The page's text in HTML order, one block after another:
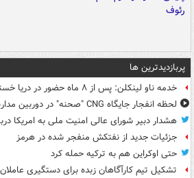
پربازدیدترین ها
خدمه ناو لینکلن: پس از ۸ ماه حضور در دریا خسته و درمانده‌ شدیم
لحظه انفجار جایگاه CNG "صحنه" در دوربین مداربسته
هشدار دبیر شورای عالی امنیت ملی به امریکا
جزئیات جدید از نفتکش منفجر شده در هرمز
حتی اوکراین هم به ترکیه حمله کرد
تشکیل تیم کارآگاهان زبده برای دستگیری